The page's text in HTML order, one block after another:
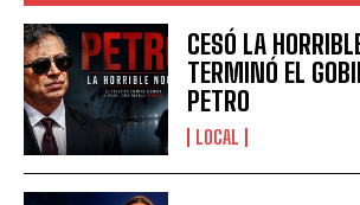
CESÓ LA
TERMINÓ EL
PETRO
LOCAL